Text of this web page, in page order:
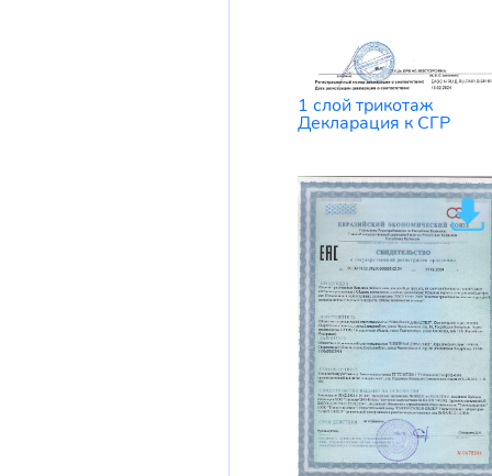
1 слой трикотаж
Декларация к СГР